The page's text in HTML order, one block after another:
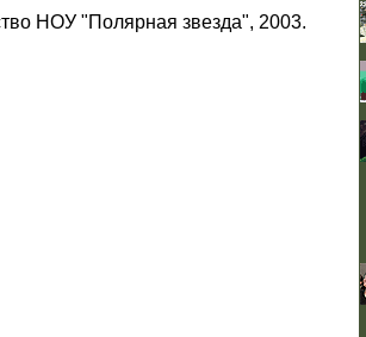
НОУ "Полярная звезда", 2003.